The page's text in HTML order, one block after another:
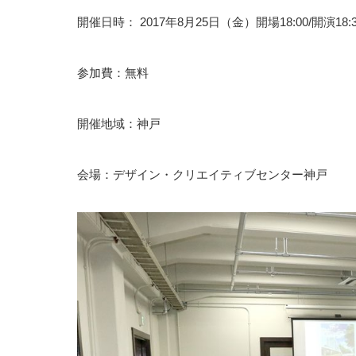
開催日時： 2017年8月25日（金）開場18:00/開演
参加費：無料
開催地域：神戸
会場：デザイン・クリエイティブセンター神戸